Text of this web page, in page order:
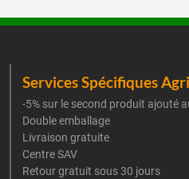
Services Spécifiques
-5% sur le second produit ajouté
Double emballage
Livraison gratuite
Centre SAV
Retour gratuit sous 30 jours